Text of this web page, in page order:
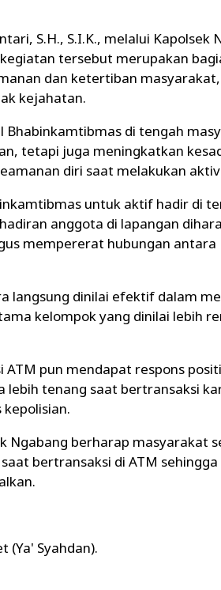
S.H., S.I.K., melalui Kapolsek
tersebut merupakan
dan ketertiban
kejahatan.
di tengah
tetapi juga meningkatkan
diri saat melakukan
untuk aktif hadir di
anggota di lapangan
mempererat hubungan antara
langsung dinilai efektif dalam
kelompok yang dinilai lebih
ATM pun mendapat respons
lebih tenang saat bertransaksi
Ngabang berharap masyarakat
bertransaksi di ATM
(Ya' Syahdan).